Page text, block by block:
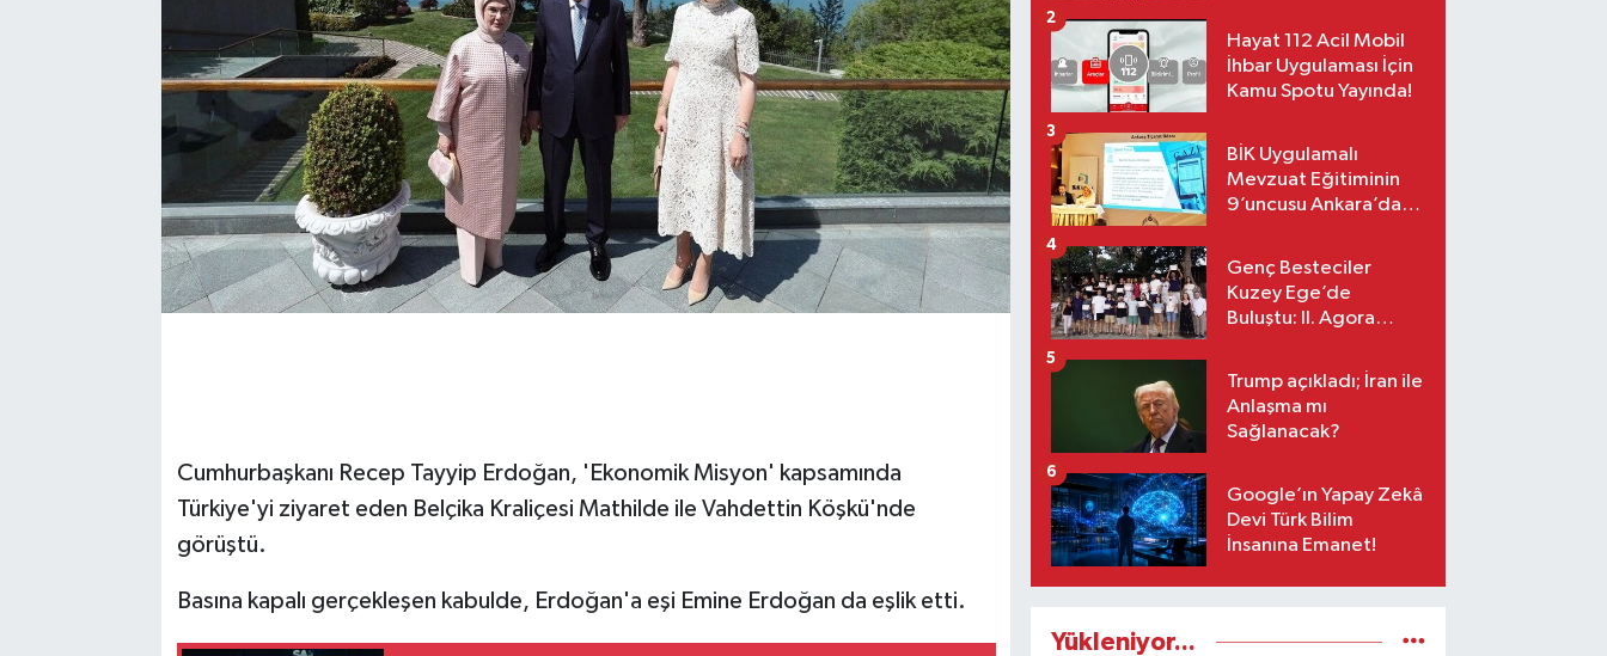
Cumhurbaşkanı Recep Tayyip Erdoğan, 'Ekonomik Misyon' kapsamında
Türkiye'yi ziyaret eden Belçika Kraliçesi Mathilde ile Vahdettin Köşkü'nde
görüştü.
Basına kapalı gerçekleşen kabulde, Erdoğan'a eşi Emine Erdoğan da eşlik etti.
Hayat 112 Acil Mobil
İhbar Uygulaması İçin
Kamu Spotu Yayında!
2
BİK Uygulamalı
Mevzuat Eğitiminin
9’uncusu Ankara’da
3
Genç Besteciler
Kuzey Ege’de
Buluştu: II. Agora
4
Trump açıkladı; İran ile
Anlaşma mı
Sağlanacak?
5
Google’ın Yapay Zekâ
Devi Türk Bilim
İnsanına Emanet!
6
Yükleniyor...